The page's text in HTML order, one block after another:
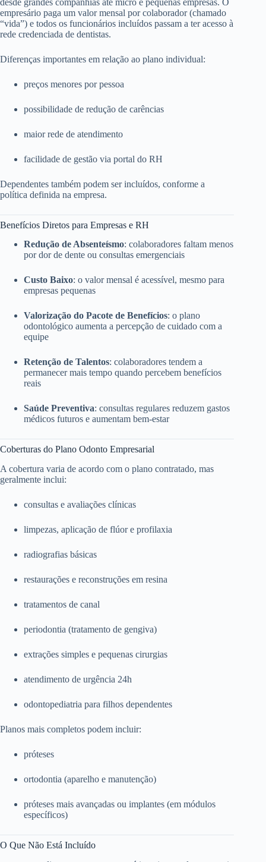
empresário paga um valor mensal por colaborador (chamado
“vida”) e todos os funcionários incluídos passam a ter acesso à
rede credenciada de dentistas.
Diferenças importantes em relação ao plano individual:
preços menores por pessoa
possibilidade de redução de carências
maior rede de atendimento
facilidade de gestão via portal do RH
Dependentes também podem ser incluídos, conforme a
política definida na empresa.
Benefícios Diretos para Empresas e RH
Redução de Absenteísmo: colaboradores faltam menos
por dor de dente ou consultas emergenciais
Custo Baixo: o valor mensal é acessível, mesmo para
empresas pequenas
Valorização do Pacote de Benefícios: o plano
odontológico aumenta a percepção de cuidado com a
equipe
Retenção de Talentos: colaboradores tendem a
permanecer mais tempo quando percebem benefícios
reais
Saúde Preventiva: consultas regulares reduzem gastos
médicos futuros e aumentam bem-estar
Coberturas do Plano Odonto Empresarial
A cobertura varia de acordo com o plano contratado, mas
geralmente inclui:
consultas e avaliações clínicas
limpezas, aplicação de flúor e profilaxia
radiografias básicas
restaurações e reconstruções em resina
tratamentos de canal
periodontia (tratamento de gengiva)
extrações simples e pequenas cirurgias
atendimento de urgência 24h
odontopediatria para filhos dependentes
Planos mais completos podem incluir:
próteses
ortodontia (aparelho e manutenção)
próteses mais avançadas ou implantes (em módulos
específicos)
O Que Não Está Incluído